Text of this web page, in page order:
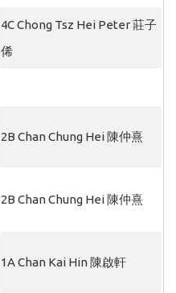
4C Chong Tsz Hei Peter 莊子
俙
2B Chan Chung Hei 陳仲熹
2B Chan Chung Hei 陳仲熹
1A Chan Kai Hin 陳啟軒